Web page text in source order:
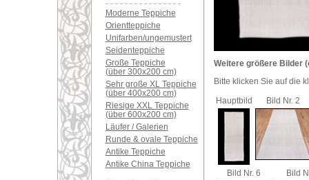
Moderne Teppiche
Orientteppiche
Unifarben/ungemustert
Seidenteppiche
Große Teppiche
(über 300x200 cm)
Sehr große XL Teppiche
(über 400x200 cm)
Riesige XXL Teppiche
(über 600x200 cm)
Läufer / Galerien
Runde & ovale Teppiche
Antike Teppiche
Antike China Teppiche
Weitere größere Bilder
Bitte klicken Sie auf die
Hauptbild
Bild Nr. 2
Bild Nr. 6 Bild